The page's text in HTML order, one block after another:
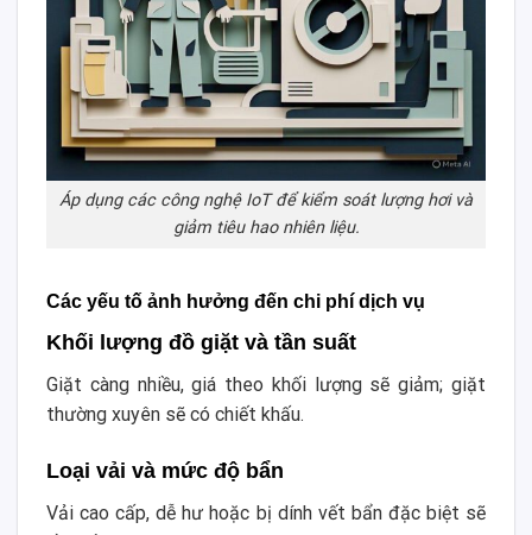
Áp dụng các công nghệ IoT để kiểm soát lượng hơi và
giảm tiêu hao nhiên liệu.
Các yếu tố ảnh hưởng đến chi phí dịch vụ
Khối lượng đồ giặt và tần suất
Giặt càng nhiều, giá theo khối lượng sẽ giảm; giặt
thường xuyên sẽ có chiết khấu.
Loại vải và mức độ bẩn
Vải cao cấp, dễ hư hoặc bị dính vết bẩn đặc biệt sẽ